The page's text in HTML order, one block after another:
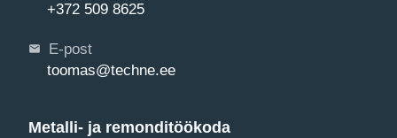
+372 509 8625
E-post
toomas@techne.ee
Metalli- ja remonditöökoda